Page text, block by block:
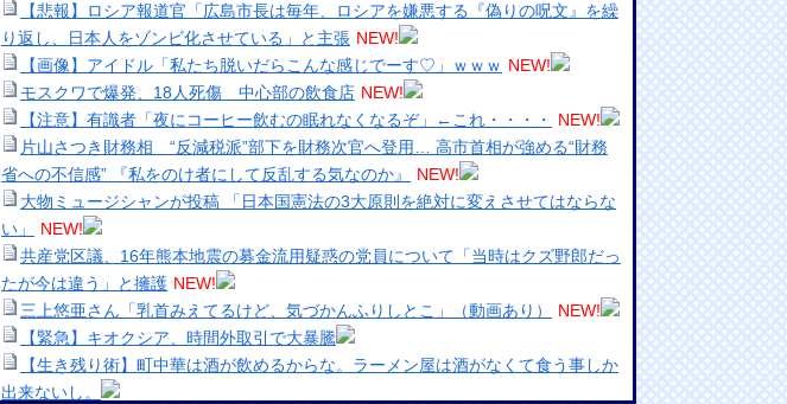
【悲報】ロシア報道官「広島市長は毎年、ロシアを嫌悪する『偽りの呪文』を繰
り返し、日本人をゾンビ化させている」と主張 NEW!
【画像】アイドル「私たち脱いだらこんな感じでーす♡」ｗｗｗ NEW!
モスクワで爆発、18人死傷 中心部の飲食店 NEW!
【注意】有識者「夜にコーヒー飲むの眠れなくなるぞ」←これ・・・・
NEW!
片山さつき財務相 “反減税派”部下を財務次官へ登用… 高市首相が強める“財務
省への不信感” 『私をのけ者にして反乱する気なのか』
NEW!
大物ミュージシャンが投稿 「日本国憲法の3大原則を絶対に変えさせてはならな
い」
NEW!
共産党区議、16年熊本地震の募金流用疑惑の党員について「当時はクズ野郎だっ
たが今は違う」と擁護 NEW!
三上悠亜さん「乳首みえてるけど、気づかんふりしとこ」（動画あり）
NEW!
【緊急】キオクシア、時間外取引で大暴騰
【生き残り術】町中華は酒が飲めるからな。ラーメン屋は酒がなくて食う事しか
出来ないし。